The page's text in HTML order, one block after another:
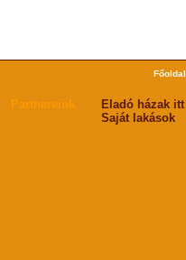
Főoldal
Partnereink Eladó házak itt
Saját lakások